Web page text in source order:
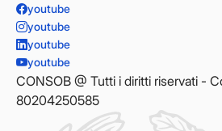
youtube
youtube
youtube
youtube
CONSOB @ Tutti i diritti riservati -
80204250585